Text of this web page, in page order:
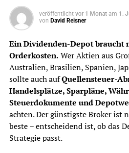
veröffentlicht vor 1 Monat am 1.
von David Reisner
Ein Dividenden-Depot braucht
Orderkosten. Wer Aktien aus
Australien, Brasilien, Spanien,
sollte auch aufQuellensteuer-
Handelsplätze, Sparpläne,
Steuerdokumente und
achten. Der günstigste Broker ist
beste – entscheidend ist, ob das
Strategie passt.